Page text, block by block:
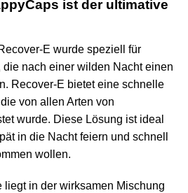
ist der ultimative
E wurde speziell für
die nach einer wilden Nacht einen
Recover-E bietet eine schnelle
von allen Arten von
wurde. Diese Lösung ist ideal
in die Nacht feiern und schnell
wollen.
liegt in der wirksamen Mischung